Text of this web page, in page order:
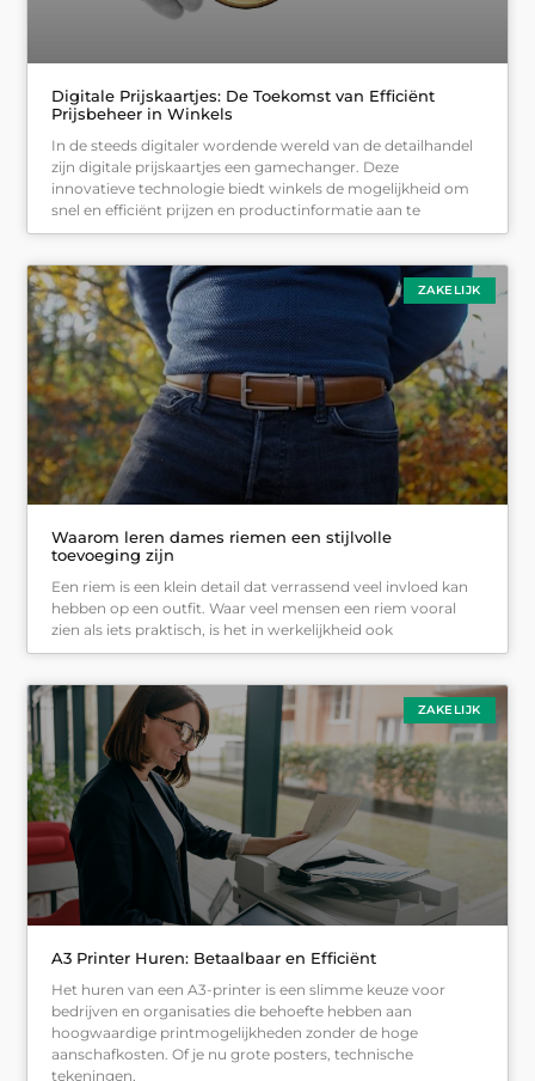
Digitale Prijskaartjes: De Toekomst van Efficiënt
Prijsbeheer in Winkels
In de steeds digitaler wordende wereld van de detailhandel
zijn digitale prijskaartjes een gamechanger. Deze
innovatieve technologie biedt winkels de mogelijkheid om
snel en efficiënt prijzen en productinformatie aan te
ZAKELIJK
Waarom leren dames riemen een stijlvolle
toevoeging zijn
Een riem is een klein detail dat verrassend veel invloed kan
hebben op een outfit. Waar veel mensen een riem vooral
zien als iets praktisch, is het in werkelijkheid ook
ZAKELIJK
A3 Printer Huren: Betaalbaar en Efficiënt
Het huren van een A3-printer is een slimme keuze voor
bedrijven en organisaties die behoefte hebben aan
hoogwaardige printmogelijkheden zonder de hoge
aanschafkosten. Of je nu grote posters, technische
tekeningen,